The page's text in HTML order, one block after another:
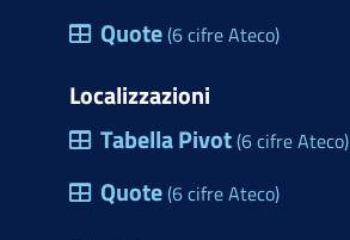
Quote(6 cifre Ateco)
Localizzazioni
Tabella Pivot(6 cifre Ateco)
Quote(6 cifre Ateco)